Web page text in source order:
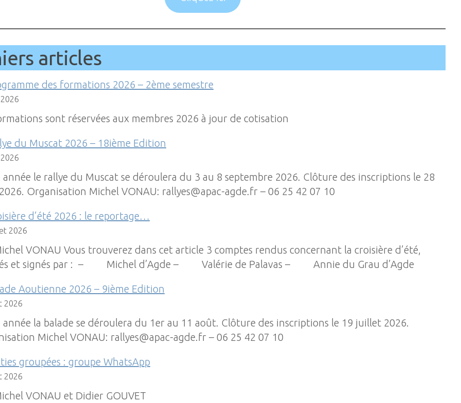
articles
des formations 2026 – 2ème semestre
sont réservées aux membres 2026 à jour de cotisation
du Muscat 2026 – 18ième Edition
le rallye du Muscat se déroulera du 3 au 8 septembre 2026. Clôture des inscriptions le 28
Organisation Michel VONAU: rallyes@apac-agde.fr – 06 25 42 07 10
d’été 2026 : le reportage…
2026
VONAU Vous trouverez dans cet article 3 comptes rendus concernant la croisière d’été,
et signés par : – Michel d’Agde – Valérie de Palavas – Annie du Grau d’Agde
Aoutienne 2026 – 9ième Edition
2026
la balade se déroulera du 1er au 11 août. Clôture des inscriptions le 19 juillet 2026.
Michel VONAU: rallyes@apac-agde.fr – 06 25 42 07 10
groupées : groupe WhatsApp
2026
VONAU et Didier GOUVET